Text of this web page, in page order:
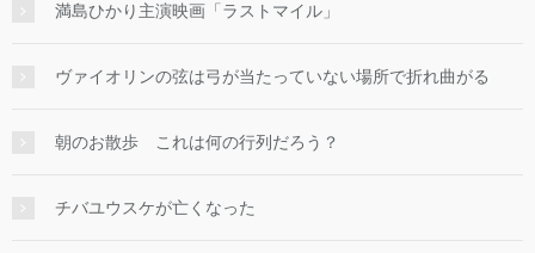
満島ひかり主演映画「ラストマイル」
ヴァイオリンの弦は弓が当たっていない場所で折れ曲がる
朝のお散歩 これは何の行列だろう？
チバユウスケが亡くなった